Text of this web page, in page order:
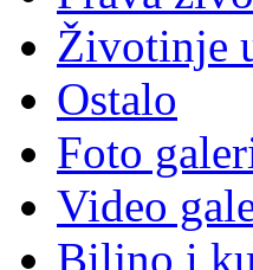
Životinje
Ostalo
Foto
Video
Biljno i